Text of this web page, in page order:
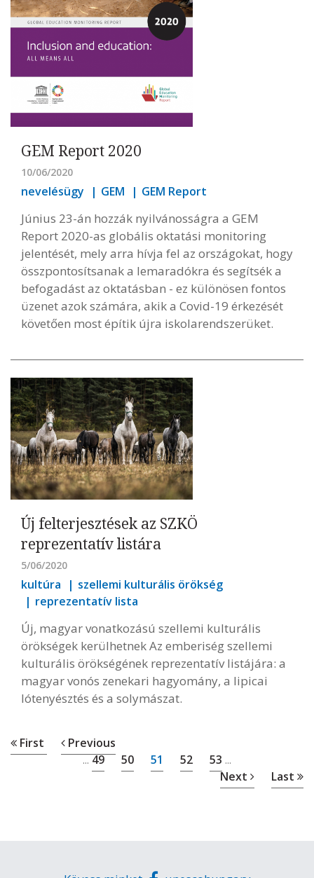
GEM Report 2020
10/06/2020
nevelésügy GEM GEM Report
Június 23-án hozzák nyilvánosságra a GEM
Report 2020-as globális oktatási monitoring
jelentését, mely arra hívja fel az országokat, hogy
összpontosítsanak a lemaradókra és segítsék a
befogadást az oktatásban - ez különösen fontos
üzenet azok számára, akik a Covid-19 érkezését
követően most építik újra iskolarendszerüket.
Új felterjesztések az SZKÖ
reprezentatív listára
5/06/2020
kultúra
szellemi kulturális örökség
reprezentatív lista
Új, magyar vonatkozású szellemi kulturális
örökségek kerülhetnek Az emberiség szellemi
kulturális örökségének reprezentatív listájára: a
magyar vonós zenekari hagyomány, a lipicai
lótenyésztés és a solymászat.
First Previous
... 49 50 51 52 53 ...
Next Last